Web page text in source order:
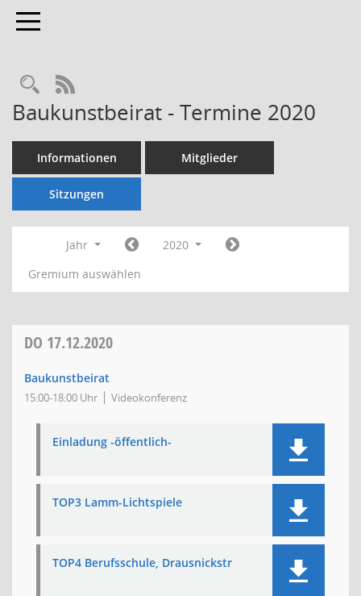
Toggle navigation
Rechercheauswahl
RSS-Feed
Baukunstbeirat - Termine 2020
Informationen Mitglieder
Sitzungen
Jahr
2020
Gremium auswählen
DO 17.12.2020
Baukunstbeirat
15:00-18:00 Uhr Videokonferenz
Einladung -öffentlich-
TOP3 Lamm-Lichtspiele
TOP4 Berufsschule, Drausnickstr